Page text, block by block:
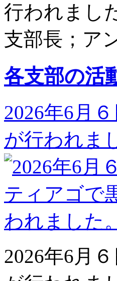
行われまし
支部長；ア
各支部の活
2026年6月
が行われま
2026年6月